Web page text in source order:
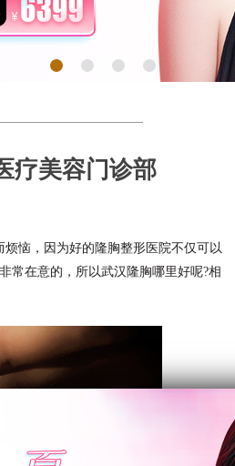
疗美容门诊部
恼，因为好的隆胸整形医院不仅可以
常在意的，所以武汉隆胸哪里好呢?相